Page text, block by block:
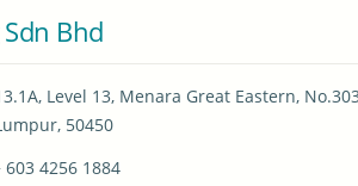
Bhd
Level 13, Menara Great Eastern,
50450
4256 1884